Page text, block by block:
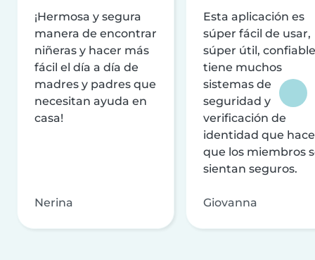
¡Hermosa y segura
manera de encontrar
niñeras y hacer más
fácil el día a día de
madres y padres que
necesitan ayuda en
casa!
Nerina
Esta aplicación es
súper fácil de usar,
súper útil,
tiene muchos
sistemas de
seguridad y
verificación de
identidad que
que los miembros
sientan seguros.
Giovanna